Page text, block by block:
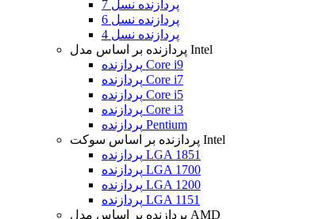
پردازنده نسل 7
پردازنده نسل 6
پردازنده نسل 4
پردازنده بر اساس مدل Intel
پردازنده Core i9
پردازنده Core i7
پردازنده Core i5
پردازنده Core i3
پردازنده Pentium
پردازنده بر اساس سوکت Intel
پردازنده LGA 1851
پردازنده LGA 1700
پردازنده LGA 1200
پردازنده LGA 1151
پردازنده بر اساس مدل AMD